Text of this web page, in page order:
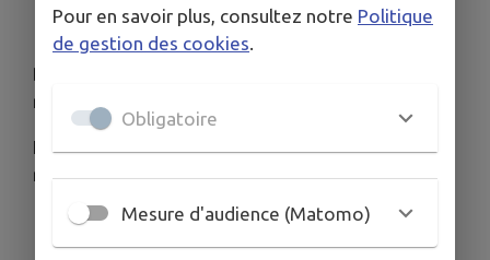
Durant cette période, les services postaux
resteront accessibles à proximité de la commune.
Le bureau de Poste de Saint-Julien-en-Genevois
restera ouvert sur cette période :
Du lundi au vendredi : de 9h à 12h et
de 13h30 à 18h
Pour en savoir plus, consultez notre Politique
de gestion des cookies.
Obligatoire
Mesure d'audience (Matomo)